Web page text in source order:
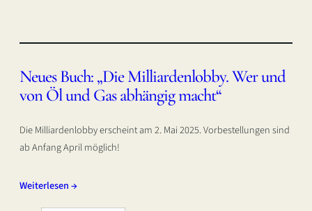
Neues Buch: „Die Milliardenlobby. Wer und
von Öl und Gas abhängig macht“
Die Milliardenlobby erscheint am 2. Mai 2025. Vorbestellungen sind
ab Anfang April möglich!
Weiterlesen →